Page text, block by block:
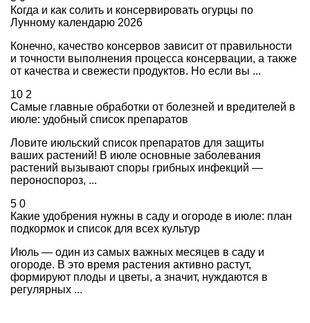
Когда и как солить и консервировать огурцы по
Лунному календарю 2026
Конечно, качество консервов зависит от правильности
и точности выполнения процесса консервации, а также
от качества и свежести продуктов. Но если вы ...
10 2
Самые главные обработки от болезней и вредителей в
июле: удобный список препаратов
Ловите июльский список препаратов для защиты
ваших растений! В июле основные заболевания
растений вызывают споры грибных инфекций —
пероноспороз, ...
5 0
Какие удобрения нужны в саду и огороде в июле: план
подкормок и список для всех культур
Июль — один из самых важных месяцев в саду и
огороде. В это время растения активно растут,
формируют плоды и цветы, а значит, нуждаются в
регулярных ...